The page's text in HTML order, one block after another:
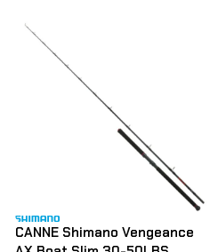
CANNE Shimano Vengeance